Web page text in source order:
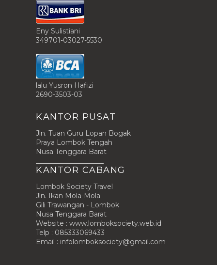
Eny Sulistiani
349701-03027-5530
lalu Yusron Hafizi
2690-3503-03
KANTOR PUSAT
Jln. Tuan Guru Lopan Bogak
Praya Lombok Tengah
Nusa Tenggara Barat
KANTOR CABANG
Lombok Society Travel
Jln. Ikan Mola-Mola
Gili Trawangan - Lombok
Nusa Tenggara Barat
Website : www.lomboksociety.web.id
Telp : 085333069433
Email : infolomboksociety@gmail.com